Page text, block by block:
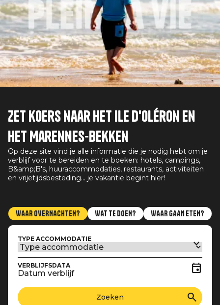
Zet koers naar het Ile d'Oléron en
het Marennes-bekken
Op deze site vind je alle informatie die je nodig hebt om je
verblijf voor te bereiden en te boeken: hotels, campings,
B&amp;B's, huuraccommodaties, restaurants, activiteiten
en vrijetijdsbesteding... je vakantie begint hier!
WAAR OVERNACHTEN? WAT TE DOEN? WAAR GAAN ETEN?
TYPE ACCOMMODATIE
VERBLIJFSDATA
Datum verblijf